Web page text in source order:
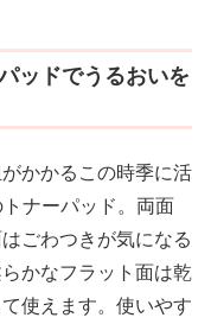
ッドでうるおいを
かかるこの時季に活
ナーパッド。両面
ごわつきが気になる
かなフラット面は乾
使えます。使いやす